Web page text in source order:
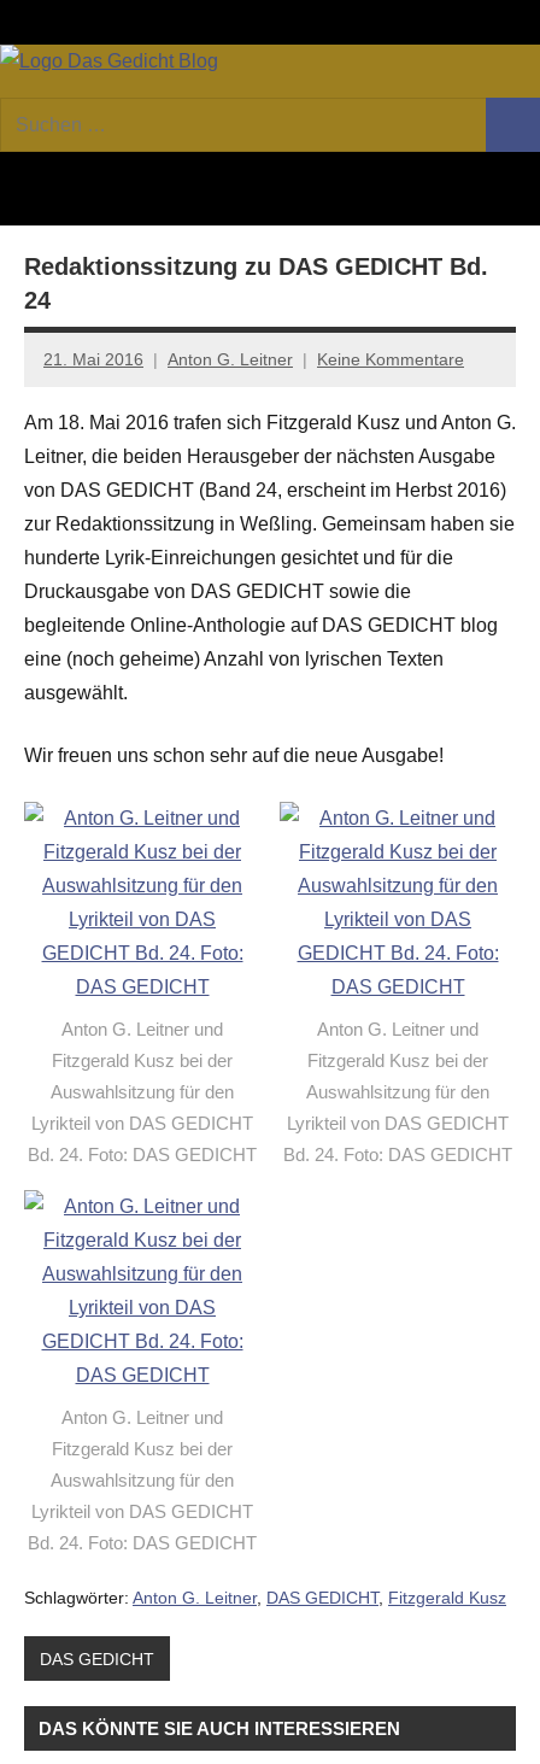
Inhalt
GEDICHT
Forum
von
Lyrik,
Essay
Suchen
nach:
Redaktionssitzung zu DAS GEDICHT Bd.
24
21. Mai 2016 Anton G. Leitner Keine Kommentare
Am 18. Mai 2016 trafen sich Fitzgerald Kusz und Anton G.
Leitner, die beiden Herausgeber der nächsten Ausgabe
von DAS GEDICHT (Band 24, erscheint im Herbst 2016)
zur Redaktionssitzung in Weßling. Gemeinsam haben sie
hunderte Lyrik-Einreichungen gesichtet und für die
Druckausgabe von DAS GEDICHT sowie die
begleitende Online-Anthologie auf DAS GEDICHT blog
eine (noch geheime) Anzahl von lyrischen Texten
ausgewählt.
Wir freuen uns schon sehr auf die neue Ausgabe!
Anton G. Leitner und
Fitzgerald Kusz bei der
Auswahlsitzung für den
Lyrikteil von DAS GEDICHT
Bd. 24. Foto: DAS GEDICHT
Anton G. Leitner und
Fitzgerald Kusz bei der
Auswahlsitzung für den
Lyrikteil von DAS GEDICHT
Bd. 24. Foto: DAS GEDICHT
Anton G. Leitner und
Fitzgerald Kusz bei der
Auswahlsitzung für den
Lyrikteil von DAS GEDICHT
Bd. 24. Foto: DAS GEDICHT
Schlagwörter: Anton G. Leitner, DAS GEDICHT, Fitzgerald Kusz
DAS GEDICHT
DAS KÖNNTE SIE AUCH INTERESSIEREN